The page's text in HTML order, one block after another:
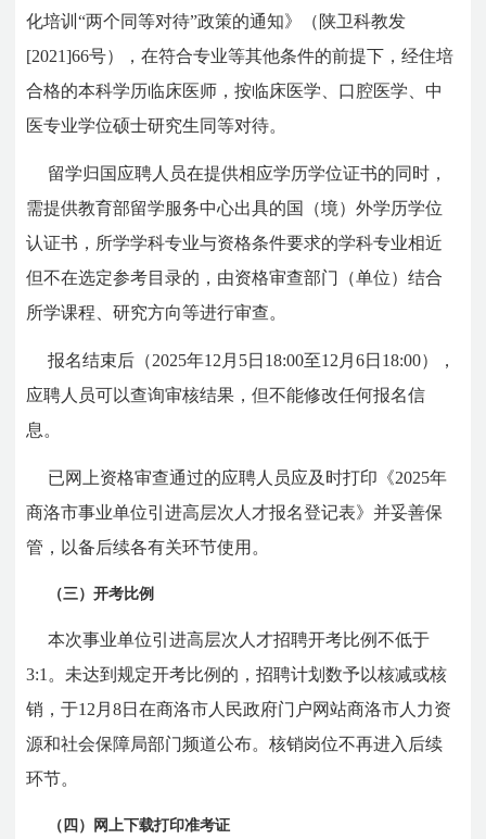
化培训“两个同等对待”政策的通知》（陕卫科教发
[2021]66号），在符合专业等其他条件的前提下，经住培
合格的本科学历临床医师，按临床医学、口腔医学、中
医专业学位硕士研究生同等对待。
留学归国应聘人员在提供相应学历学位证书的同时，
需提供教育部留学服务中心出具的国（境）外学历学位
认证书，所学学科专业与资格条件要求的学科专业相近
但不在选定参考目录的，由资格审查部门（单位）结合
所学课程、研究方向等进行审查。
报名结束后（2025年12月5日18:00至12月6日18:00），
应聘人员可以查询审核结果，但不能修改任何报名信
息。
已网上资格审查通过的应聘人员应及时打印《2025年
商洛市事业单位引进高层次人才报名登记表》并妥善保
管，以备后续各有关环节使用。
（三）开考比例
本次事业单位引进高层次人才招聘开考比例不低于
3:1。未达到规定开考比例的，招聘计划数予以核减或核
销，于12月8日在商洛市人民政府门户网站商洛市人力资
源和社会保障局部门频道公布。核销岗位不再进入后续
环节。
（四）网上下载打印准考证